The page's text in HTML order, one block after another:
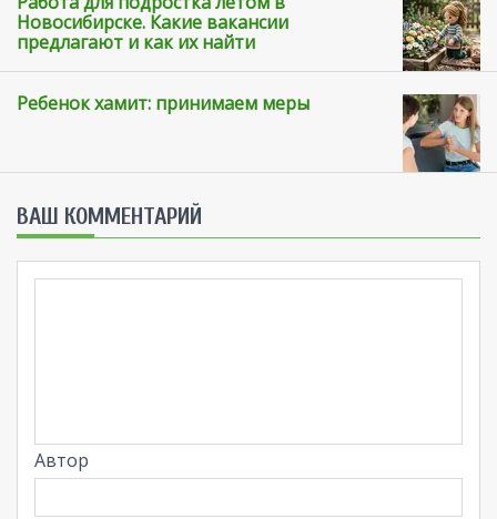
Новосибирске. Какие вакансии
предлагают и как их найти
Ребенок хамит: принимаем меры
ВАШ КОММЕНТАРИЙ
Автор